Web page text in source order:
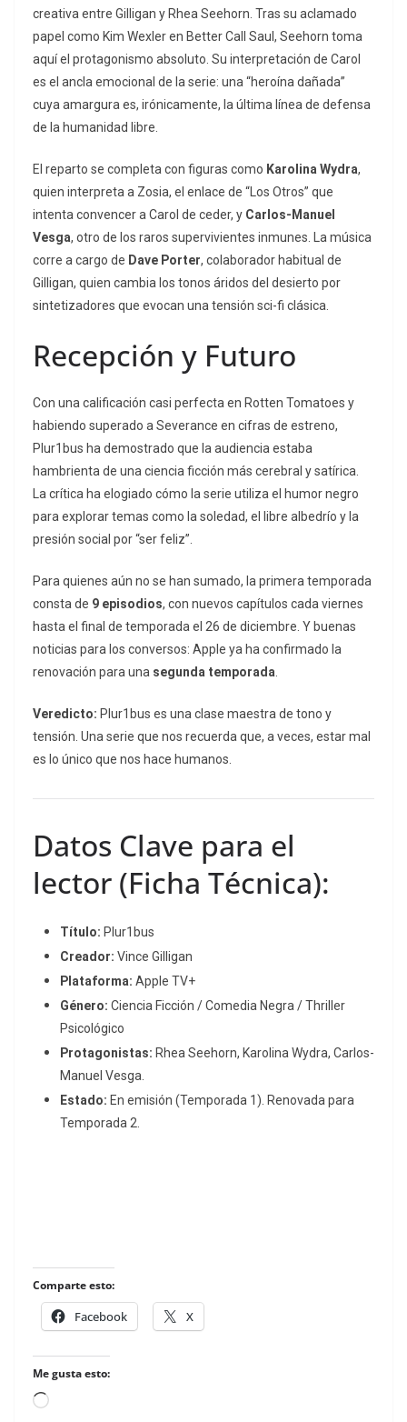
creativa entre Gilligan y Rhea Seehorn. Tras su aclamado
papel como Kim Wexler en Better Call Saul , Seehorn toma
aquí el protagonismo absoluto. Su interpretación de Carol
es el ancla emocional de la serie: una “heroína dañada”
cuya amargura es, irónicamente, la última línea de defensa
de la humanidad libre.
El reparto se completa con figuras como Karolina Wydra,
quien interpreta a Zosia, el enlace de “Los Otros” que
intenta convencer a Carol de ceder, y Carlos-Manuel
Vesga, otro de los raros supervivientes inmunes.
La música
corre a cargo de Dave Porter, colaborador habitual de
Gilligan, quien cambia los tonos áridos del desierto por
sintetizadores que evocan una tensión sci-fi clásica.
Recepción y Futuro
Con una calificación casi perfecta en Rotten Tomatoes y
habiendo superado a Severance en cifras de estreno,
Plur1bus ha demostrado que la audiencia estaba
hambrienta de una ciencia ficción más cerebral y satírica.
La crítica ha elogiado cómo la serie utiliza el humor negro
para explorar temas como la soledad, el libre albedrío y la
presión social por “ser feliz”.
Para quienes aún no se han sumado, la primera temporada
consta de 9 episodios, con nuevos capítulos cada viernes
hasta el final de temporada el 26 de diciembre. Y buenas
noticias para los conversos: Apple ya ha confirmado la
renovación para una segunda temporada
Veredicto: Plur1bus es una clase maestra de tono y
tensión. Una serie que nos recuerda que, a veces, estar mal
es lo único que nos hace humanos.
Datos Clave para el
lector (Ficha Técnica):
Título: Plur1bus
Creador: Vince Gilligan
Plataforma: Apple TV+
Género: Ciencia Ficción / Comedia Negra / Thriller
Psicológico
Protagonistas: Rhea Seehorn, Karolina Wydra, Carlos-
Manuel Vesga.
Estado: En emisión (Temporada 1). Renovada para
Temporada 2.
Comparte esto:
Facebook X
Me gusta esto:
Loading…